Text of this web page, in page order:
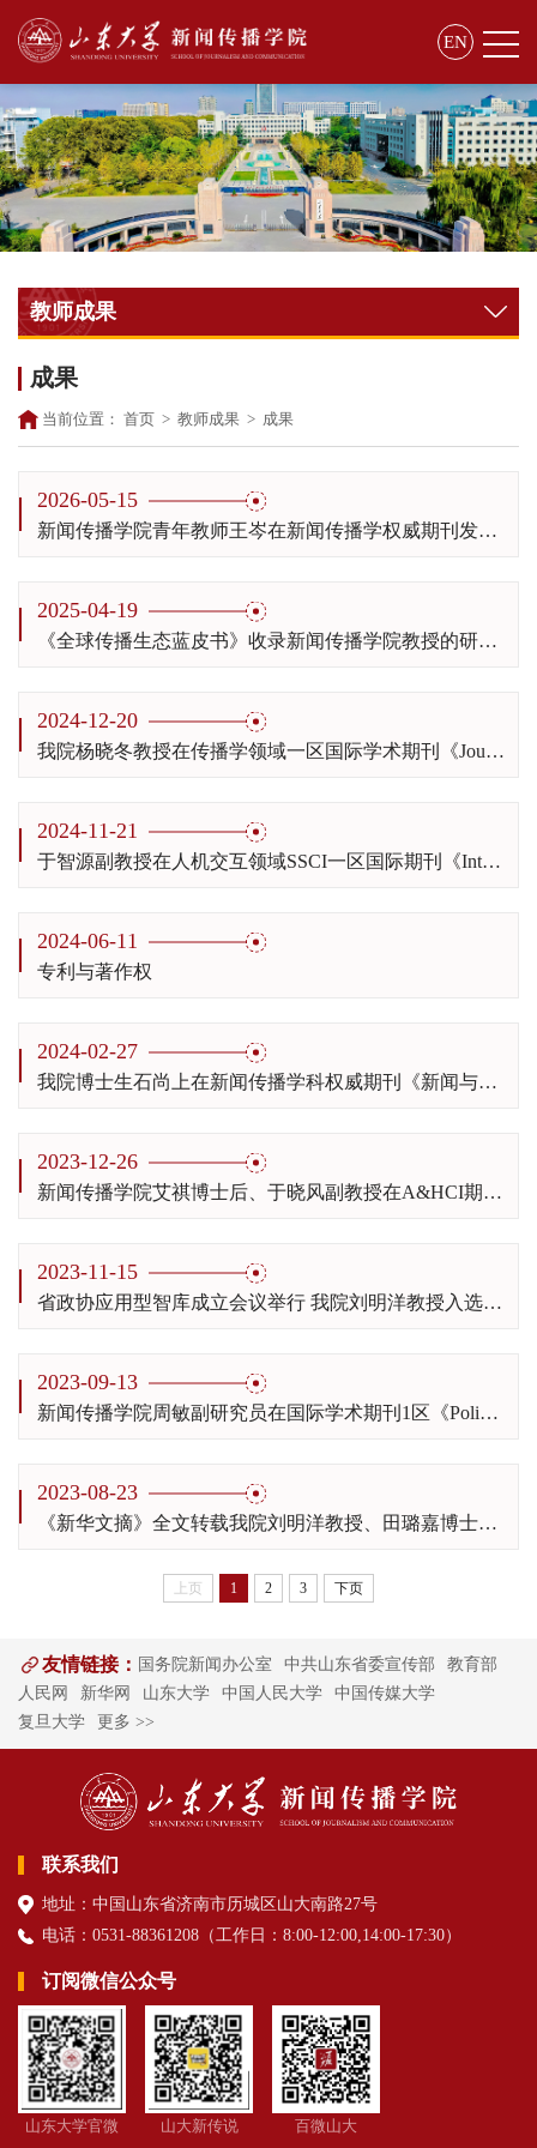
EN
教师成果
成果
当前位置： 首页 > 教师成果 > 成果
2026-05-15
新闻传播学院青年教师王岑在新闻传播学权威期刊发表学术论文
2025-04-19
《全球传播生态蓝皮书》收录新闻传播学院教授的研究报告
2024-12-20
我院杨晓冬教授在传播学领域一区国际学术期刊《Journal of Health Communication》发表论文
2024-11-21
于智源副教授在人机交互领域SSCI一区国际期刊《International Journal of Human-Computer Interaction》发表论文
2024-06-11
专利与著作权
2024-02-27
我院博士生石尚上在新闻传播学科权威期刊《新闻与传播研究》发表论文
2023-12-26
新闻传播学院艾祺博士后、于晓风副教授在A&HCI期刊1区《Journal of Screenwriting》发表最新研究成果
2023-11-15
省政协应用型智库成立会议举行 我院刘明洋教授入选首批智库专家
2023-09-13
新闻传播学院周敏副研究员在国际学术期刊1区《Policy and Internet》发表最新研究成果
2023-08-23
《新华文摘》全文转载我院刘明洋教授、田璐嘉博士生论文
上页 1 2 3 下页
友情链接： 国务院新闻办公室 中共山东省委宣传部
教育部
人民网
新华网 山东大学 中国人民大学
中国传媒大学
复旦大学
更多 >>
联系我们
地址：中国山东省济南市历城区山大南路27号
电话：0531-88361208（工作日 ：8:00-12:00,14:00-17:30）
订阅微信公众号
山东大学官微 山大新传说 百微山大